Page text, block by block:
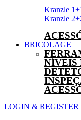
Kranzle
Kranzle
BRICOLAGE
NÍVEIS
LOGIN & REGISTER